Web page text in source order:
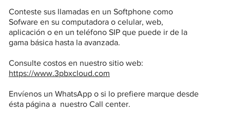
Conteste sus llamadas en un Softphone como
Sofware en su computadora o celular, web,
aplicación o en un teléfono SIP que puede ir de la
gama básica hasta la avanzada.
Consulte costos en nuestro sitio web:
https://www.3pbxcloud.com
Envíenos un WhatsApp o si lo prefiere marque desde
ésta página a nuestro Call center.